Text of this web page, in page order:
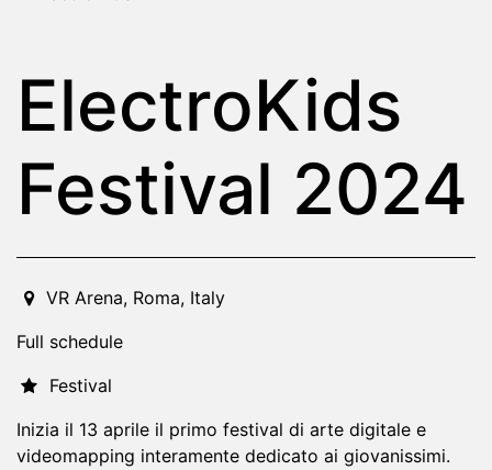
ElectroKids
Festival 2024
2024-04-13T10:00:00.000Z
VR Arena, Roma, Italy
Full schedule
Festival
Inizia il 13 aprile il primo festival di arte digitale e
videomapping interamente dedicato ai giovanissimi.